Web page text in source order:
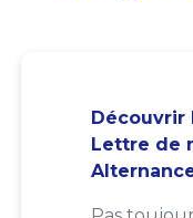
Découvrir
Lettre de